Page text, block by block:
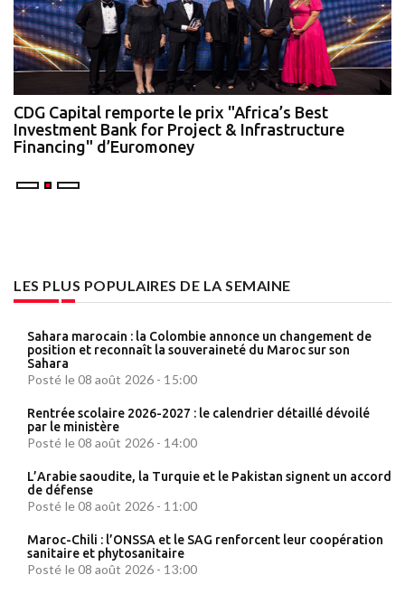
CDG Capital remporte le prix "Africa’s Best
Investment Bank for Project & Infrastructure
Financing" d’Euromoney
LES PLUS POPULAIRES DE LA SEMAINE
Sahara marocain : la Colombie annonce un changement de
position et reconnaît la souveraineté du Maroc sur son
Sahara
Posté le 08 août 2026 - 15:00
Rentrée scolaire 2026-2027 : le calendrier détaillé dévoilé
par le ministère
Posté le 08 août 2026 - 14:00
L’Arabie saoudite, la Turquie et le Pakistan signent un accord
de défense
Posté le 08 août 2026 - 11:00
Maroc-Chili : l’ONSSA et le SAG renforcent leur coopération
sanitaire et phytosanitaire
Posté le 08 août 2026 - 13:00